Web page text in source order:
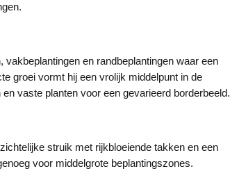
en randbeplantingen waar een
groei vormt hij een vrolijk middelpunt in de
vaste planten voor een gevarieerd borderbeeld.
struik met rijkbloeiende takken en een
voor middelgrote beplantingszones.